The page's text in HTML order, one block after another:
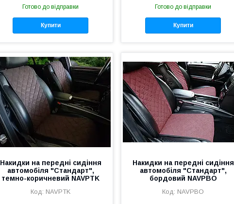
Готово до відправки
Купити
Готово до відправки
Купити
Накидки на передні сидіння
автомобіля "Стандарт",
темно-коричневий NAVPTK
NAVPTK
Накидки на передні сидіння
автомобіля "Стандарт",
бордовий NAVPBO
NAVPBO